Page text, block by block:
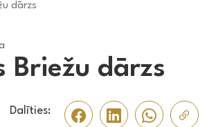
dārzs
Briežu dārzs
Dalīties: